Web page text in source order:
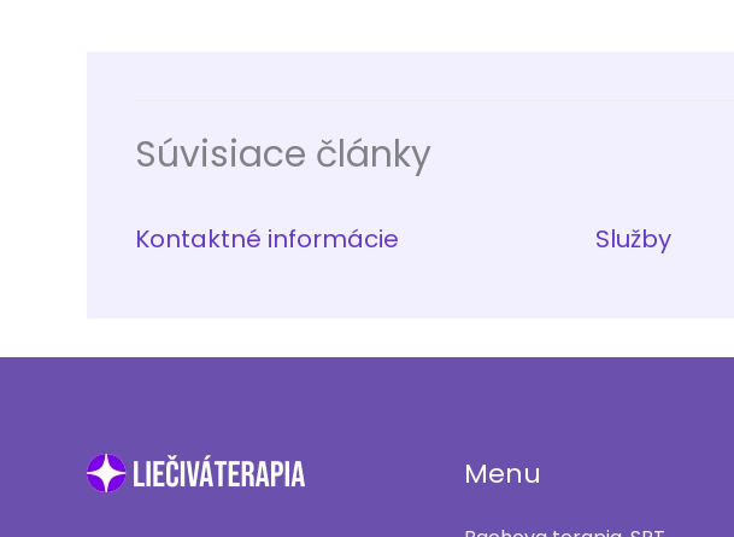
Súvisiace články
Kontaktné informácie Služby
Menu